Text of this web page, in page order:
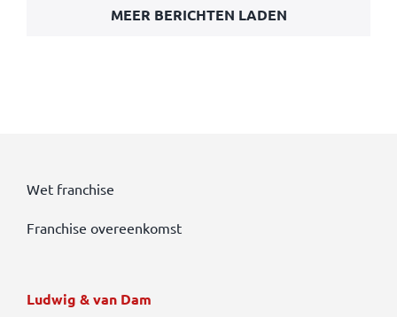
MEER BERICHTEN LADEN
Wet franchise
Franchise overeenkomst
Ludwig & van Dam